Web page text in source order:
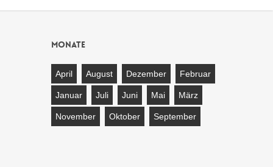
Monate
April August Dezember Februar
Januar Juli Juni Mai März
November Oktober September